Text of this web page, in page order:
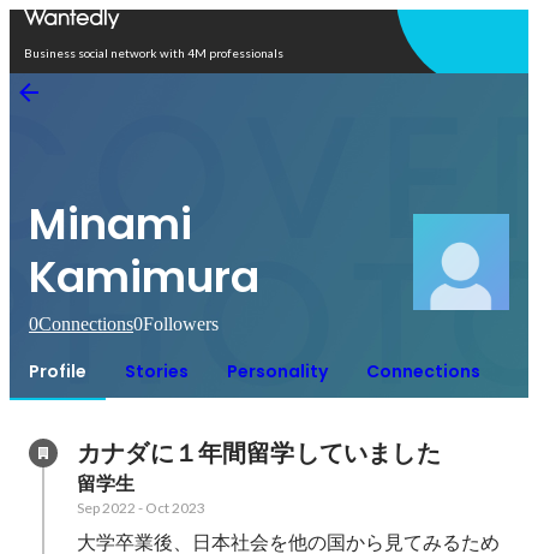
Business social network with 4M professionals
Minami
Kamimura
0Connections0Followers
Profile Stories Personality Connections
カナダに１年間留学していました
留学生
Sep 2022 - Oct 2023
大学卒業後、日本社会を他の国から見てみるため